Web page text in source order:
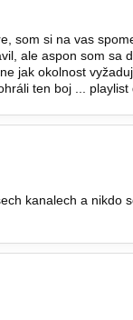
som si na vas
ale aspon som sa
jak okolnost
ten boj ...
kanalech a nikdo